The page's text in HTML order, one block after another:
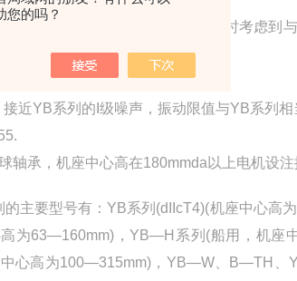
您的吗？
转速的对应关系与DIN42673*， 同时考虑
升按B级考核。
近YB系列的I级噪声，振动限值与YB系列相
轴承，机座中心高在180mmda以上电机设注
的主要型号有：YB系列(dIIcT4)(机座中心
为63—160mm)，YB—H系列(船用，机座
中心高为100—315mm)，YB—W、B—TH